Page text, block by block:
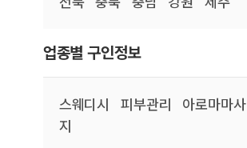
업종별 구인정보
스웨디시 피부관리
아로마마사
지